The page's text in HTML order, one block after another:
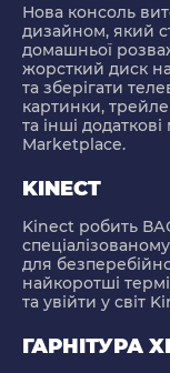
Нова консоль
дизайном, який
домашньої
жорсткий диск на
та зберігати
картинки,
та інші
Marketplace.
KINECT
Kinect робить
для
найкоротші
та увійти у світ
ГАРНІТУРА